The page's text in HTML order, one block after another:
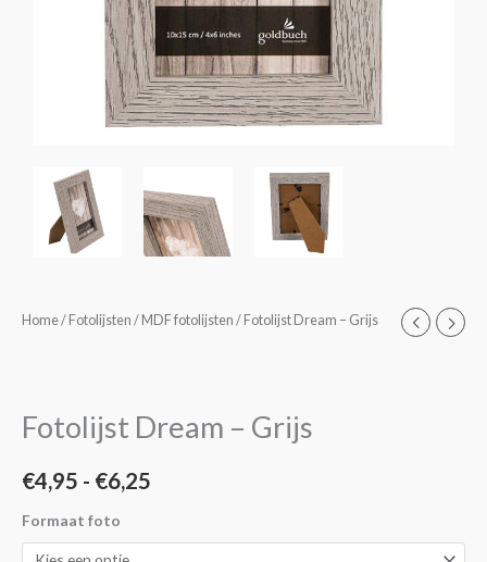
Home/ Fotolijsten / MDF fotolijsten / Fotolijst Dream – Grijs
Fotolijst Dream – Grijs
€4,95 - €6,25
Prijsklasse:
Formaat foto
Fotolijst
aantal